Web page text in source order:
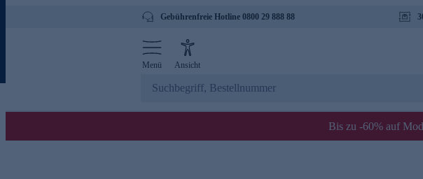
Gebührenfreie Hotline 0800 29 888 88
Menü Ansicht
Bis zu -60% auf